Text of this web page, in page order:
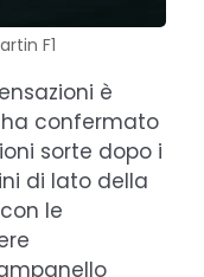
F1
è
confermato
sorte dopo i
di lato della
le